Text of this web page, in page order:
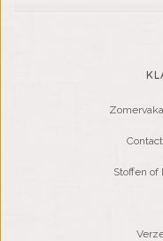
Stoffen